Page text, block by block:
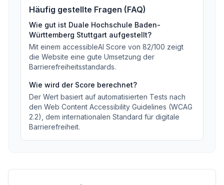
Häufig gestellte Fragen (FAQ)
Wie gut ist Duale Hochschule Baden-
Württemberg Stuttgart aufgestellt?
Mit einem accessibleAI Score von 82/100 zeigt
die Website eine gute Umsetzung der
Barrierefreiheitsstandards.
Wie wird der Score berechnet?
Der Wert basiert auf automatisierten Tests nach
den Web Content Accessibility Guidelines (WCAG
2.2), dem internationalen Standard für digitale
Barrierefreiheit.